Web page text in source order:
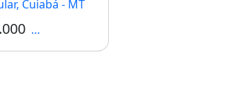
Cuiabá - MT
Condomínio R$1.990